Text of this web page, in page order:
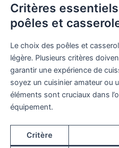
Critères
poêles et
Le choix des poêles et
légère. Plusieurs critères
garantir une expérience de
soyez un cuisinier amateur ou
éléments sont cruciaux dans
équipement.
Critère